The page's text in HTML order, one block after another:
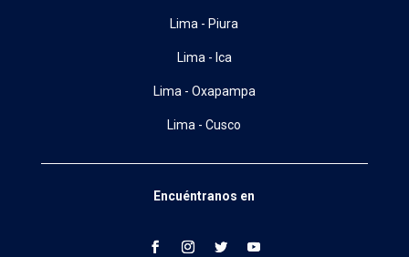
Lima - Piura
Lima - Ica
Lima - Oxapampa
Lima - Cusco
Encuéntranos en